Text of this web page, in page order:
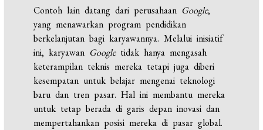
Contoh lain datang dari perusahaan Google,
yang menawarkan program pendidikan
berkelanjutan bagi karyawannya. Melalui inisiatif
ini, karyawan Googletidak hanya mengasah
keterampilan teknis mereka tetapi juga diberi
kesempatan untuk belajar mengenai teknologi
baru dan tren pasar. Hal ini membantu mereka
untuk tetap berada di garis depan inovasi dan
mempertahankan posisi mereka di pasar global.